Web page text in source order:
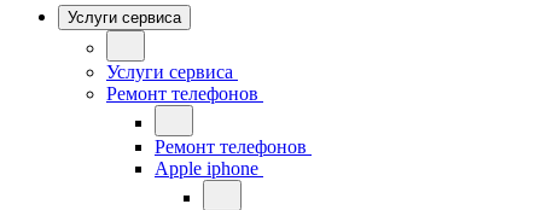
Услуги сервиса
Услуги сервиса
Ремонт телефонов
Ремонт телефонов
Apple iphone